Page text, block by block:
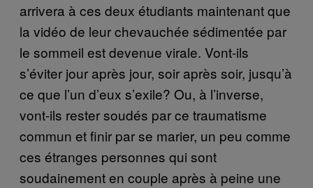
arrivera à ces deux étudiants maintenant que
la vidéo de leur chevauchée sédimentée par
le sommeil est devenue virale. Vont-ils
s’éviter jour après jour, soir après soir, jusqu’à
ce que l’un d’eux s’exile? Ou, à l’inverse,
vont-ils rester soudés par ce traumatisme
commun et finir par se marier, un peu comme
ces étranges personnes qui sont
soudainement en couple après à peine une